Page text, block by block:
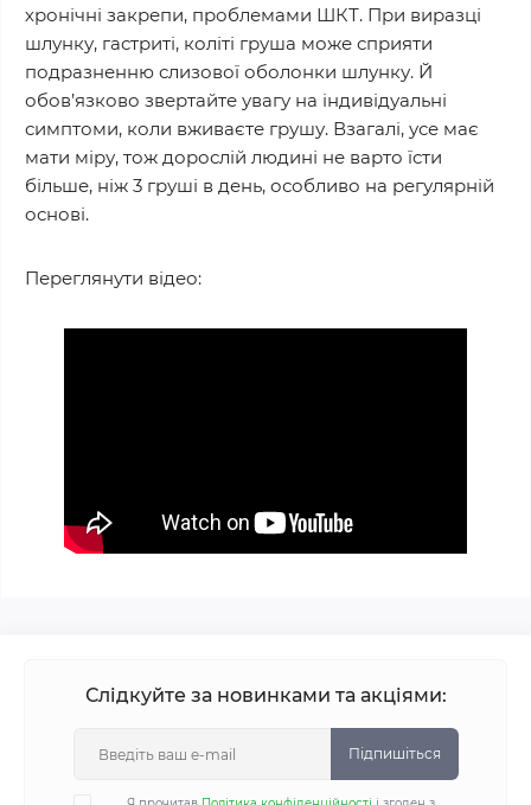
хронічні закрепи, проблемами ШКТ. При виразці
шлунку, гастриті, коліті груша може сприяти
подразненню слизової оболонки шлунку. Й
обов’язково звертайте увагу на індивідуальні
симптоми, коли вживаєте грушу. Взагалі, усе має
мати міру, тож дорослій людині не варто їсти
більше, ніж 3 груші в день, особливо на регулярній
основі.
Переглянути відео:
Слідкуйте за новинками та акціями:
Підпишіться